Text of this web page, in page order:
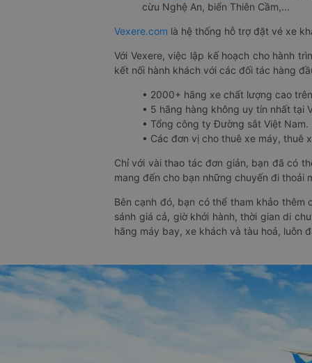
cừu Nghệ An, biển Thiên Cầm,...
Vexere.com là hệ thống hỗ trợ đặt vé xe
Với Vexere, việc lập kế hoạch cho hành
kết nối hành khách với các đối tác hàng
• 2000+ hãng xe chất lượng cao
• 5 hãng hàng không uy tín nhất tại
• Tổng công ty Đường sắt Việt Nam.
• Các đơn vị cho thuê xe máy, thuê
Chỉ với vài thao tác đơn giản, bạn đã có
mang đến cho bạn những chuyến đi thoải
Bên cạnh đó, bạn có thể tham khảo thêm
sánh giá cả, giờ khởi hành, thời gian di
hãng máy bay, xe khách và tàu hoả, luôn